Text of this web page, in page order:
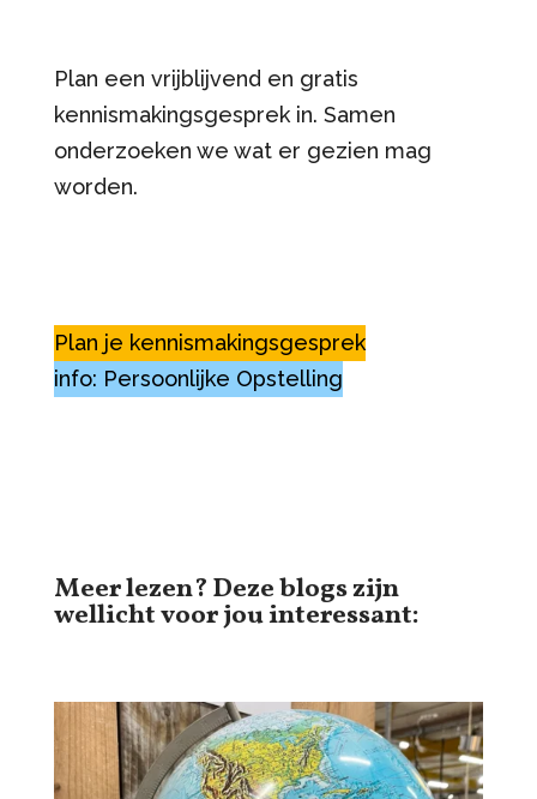
Plan een vrijblijvend en gratis
kennismakingsgesprek in. Samen
onderzoeken we wat er gezien mag
worden.
Plan je kennismakingsgesprek
info: Persoonlijke Opstelling
Meer lezen? Deze blogs zijn
wellicht voor jou interessant: